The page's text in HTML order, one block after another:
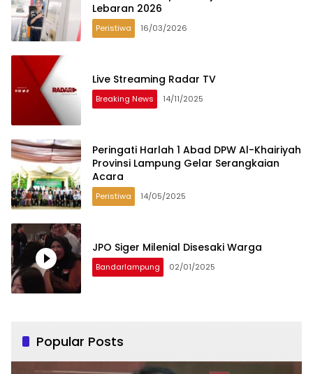
Lebaran 2026
Peristiwa 16/03/2026
Live Streaming Radar TV
Breaking News 14/11/2025
Peringati Harlah 1 Abad DPW Al-Khairiyah
Provinsi Lampung Gelar Serangkaian
Acara
Peristiwa 14/05/2025
JPO Siger Milenial Disesaki Warga
Bandarlampung 02/01/2025
Popular Posts